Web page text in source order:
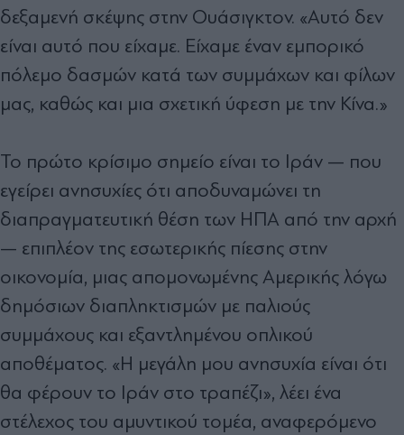
δεξαμενή σκέψης στην Ουάσιγκτον. «Αυτό δεν
είναι αυτό που είχαμε. Είχαμε έναν εμπορικό
πόλεμο δασμών κατά των συμμάχων και φίλων
μας, καθώς και μια σχετική ύφεση με την Κίνα.»
Το πρώτο κρίσιμο σημείο είναι το Ιράν — που
εγείρει ανησυχίες ότι αποδυναμώνει τη
διαπραγματευτική θέση των ΗΠΑ από την αρχή
— επιπλέον της εσωτερικής πίεσης στην
οικονομία, μιας απομονωμένης Αμερικής λόγω
δημόσιων διαπληκτισμών με παλιούς
συμμάχους και εξαντλημένου οπλικού
αποθέματος. «Η μεγάλη μου ανησυχία είναι ότι
θα φέρουν το Ιράν στο τραπέζι», λέει ένα
στέλεχος του αμυντικού τομέα, αναφερόμενο